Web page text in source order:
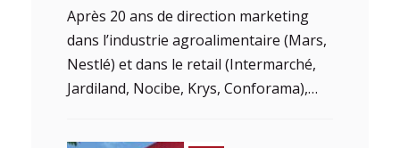
Après 20 ans de direction marketing
dans l’industrie agroalimentaire (Mars,
Nestlé) et dans le retail (Intermarché,
Jardiland, Nocibe, Krys, Conforama),…